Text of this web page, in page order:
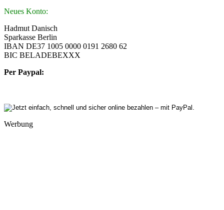
Neues Konto:
Hadmut Danisch
Sparkasse Berlin
IBAN DE37 1005 0000 0191 2680 62
BIC BELADEBEXXX
Per Paypal:
Werbung